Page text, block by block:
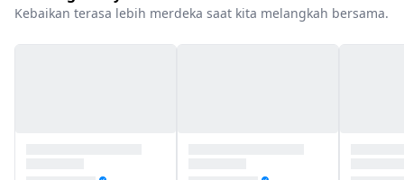
Kebaikan terasa lebih merdeka saat kita melangkah bersama.